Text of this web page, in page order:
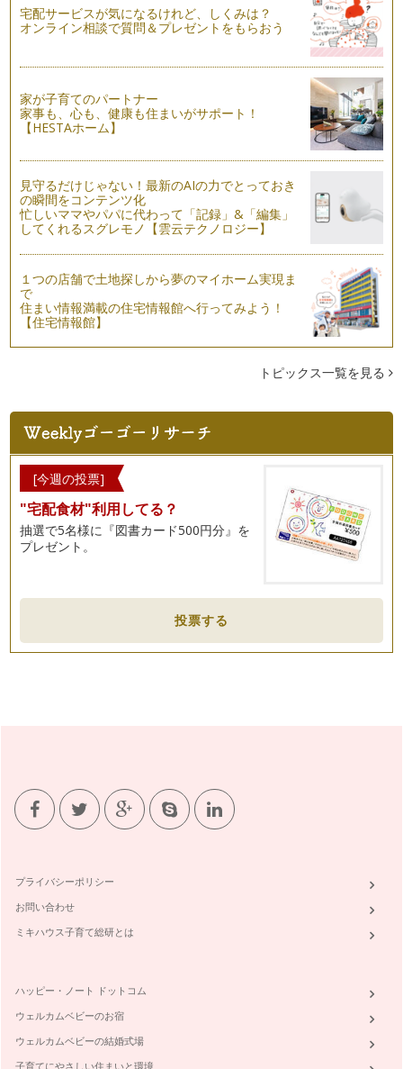
宅配サービスが気になるけれど、しくみは？
オンライン相談で質問＆プレゼントをもらおう
家が子育てのパートナー
家事も、心も、健康も住まいがサポート！
【HESTAホーム】
見守るだけじゃない！最新のAIの力でとっておき
の瞬間をコンテンツ化
忙しいママやパパに代わって「記録」&「編集」
してくれるスグレモノ【雲云テクノロジー】
１つの店舗で土地探しから夢のマイホーム実現ま
で
住まい情報満載の住宅情報館へ行ってみよう！
【住宅情報館】
トピックス一覧を見る
[今週の投票]
"宅配食材"利用してる？
抽選で5名様に『図書カード500円分』を
プレゼント。
投票する
プライバシーポリシー
お問い合わせ
ミキハウス子育て総研とは
ハッピー・ノート ドットコム
ウェルカムベビーのお宿
ウェルカムベビーの結婚式場
子育てにやさしい住まいと環境